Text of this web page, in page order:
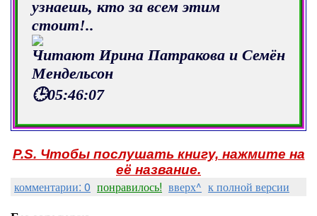
узнаешь, кто за всем этим
стоит!..
Читают Ирина Патракова и Семён
Мендельсон
🕒05:46:07
P.S. Чтобы послушать книгу, нажмите на
её название.
комментарии: 0 понравилось! вверх^ к полной версии